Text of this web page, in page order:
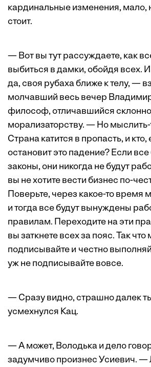
кардинальные изменения, мало,
стоит.
— Вот вы тут рассуждаете, как
выбиться в дамки, обойдя всех.
да, своя рубаха ближе к телу, —
молчавший весь вечер
философ, отличавшийся
морализаторству. — Но
Страна катится в пропасть, и
остановит это падение? Если
законы, они никогда не будут
вы не хотите вести бизнес по-
Поверьте, через какое-то время
и тогда все будут вынуждены
правилам. Переходите на эти
вы заткнете всех за пояс. Так
подписывайте и честно
уж не подписывайте вовсе.
— Сразу видно, страшно далек
усмехнулся Кац.
— А может, Володька и дело
задумчиво произнес Усиевич. —